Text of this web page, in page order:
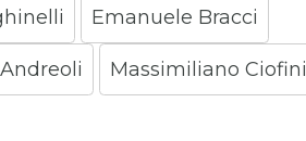
Emanuele Bracci
Massimiliano Ciofini